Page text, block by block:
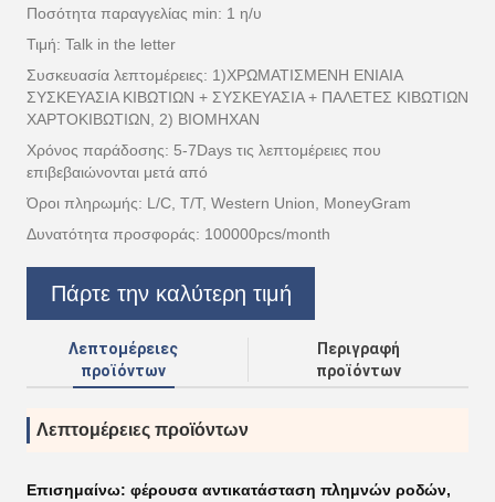
Ποσότητα παραγγελίας min: 1 η/υ
Τιμή: Talk in the letter
Συσκευασία λεπτομέρειες: 1)ΧΡΩΜΑΤΙΣΜΕΝΗ ΕΝΙΑΙΑ
ΣΥΣΚΕΥΑΣΙΑ ΚΙΒΩΤΙΩΝ + ΣΥΣΚΕΥΑΣΙΑ + ΠΑΛΕΤΕΣ ΚΙΒΩΤΙΩΝ
ΧΑΡΤΟΚΙΒΩΤΙΩΝ, 2) ΒΙΟΜΗΧΑΝ
Χρόνος παράδοσης: 5-7Days τις λεπτομέρειες που
επιβεβαιώνονται μετά από
Όροι πληρωμής: L/C, T/T, Western Union, MoneyGram
Δυνατότητα προσφοράς: 100000pcs/month
Πάρτε την καλύτερη τιμή
Λεπτομέρειες
προϊόντων
Περιγραφή
προϊόντων
Λεπτομέρειες προϊόντων
Επισημαίνω: φέρουσα αντικατάσταση πλημνών ροδών,